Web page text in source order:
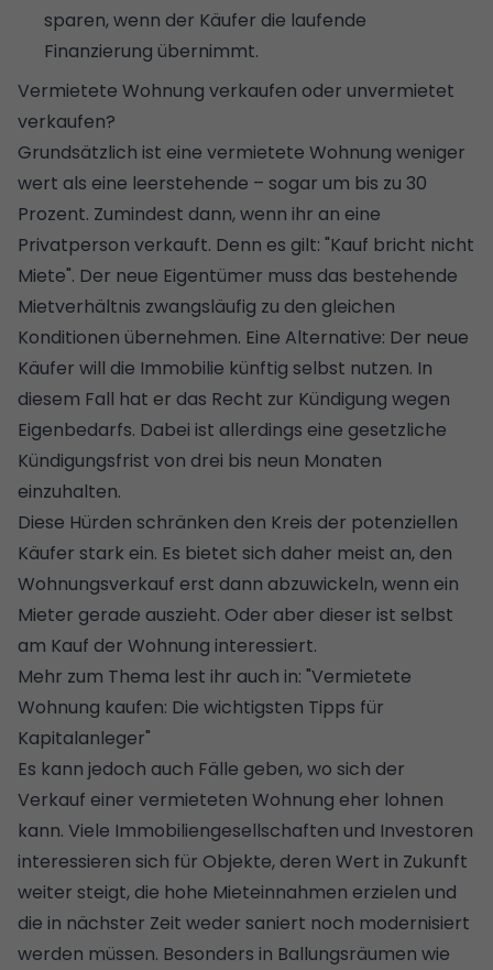
sparen, wenn der Käufer die laufende
Finanzierung übernimmt.
Vermietete Wohnung verkaufen oder unvermietet
verkaufen?
Grundsätzlich ist eine vermietete Wohnung weniger
wert als eine leerstehende – sogar um bis zu 30
Prozent. Zumindest dann, wenn ihr an eine
Privatperson verkauft. Denn es gilt: "Kauf bricht nicht
Miete". Der neue Eigentümer muss das bestehende
Mietverhältnis zwangsläufig zu den gleichen
Konditionen übernehmen. Eine Alternative: Der neue
Käufer will die Immobilie künftig selbst nutzen. In
diesem Fall hat er das Recht zur Kündigung wegen
Eigenbedarfs. Dabei ist allerdings eine gesetzliche
Kündigungsfrist von drei bis neun Monaten
einzuhalten.
Diese Hürden schränken den Kreis der potenziellen
Käufer stark ein. Es bietet sich daher meist an, den
Wohnungsverkauf erst dann abzuwickeln, wenn ein
Mieter gerade auszieht. Oder aber dieser ist selbst
am Kauf der Wohnung interessiert.
Mehr zum Thema lest ihr auch in: "Vermietete
Wohnung kaufen: Die wichtigsten Tipps für
Kapitalanleger"
Es kann jedoch auch Fälle geben, wo sich der
Verkauf einer vermieteten Wohnung eher lohnen
kann. Viele Immobiliengesellschaften und Investoren
interessieren sich für Objekte, deren Wert in Zukunft
weiter steigt, die hohe Mieteinnahmen erzielen und
die in nächster Zeit weder saniert noch modernisiert
werden müssen. Besonders in Ballungsräumen wie